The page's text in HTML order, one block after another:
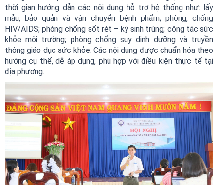
thời gian hướng dẫn các nội dung hỗ trợ hệ thống như: lấy
mẫu, bảo quản và vận chuyển bệnh phẩm; phòng, chống
HIV/AIDS; phòng chống sốt rét – ký sinh trùng; công tác sức
khỏe môi trường; phòng chống suy dinh dưỡng và truyền
thông giáo dục sức khỏe. Các nội dung được chuẩn hóa theo
hướng cụ thể, dễ áp dụng, phù hợp với điều kiện thực tế tại
địa phương.